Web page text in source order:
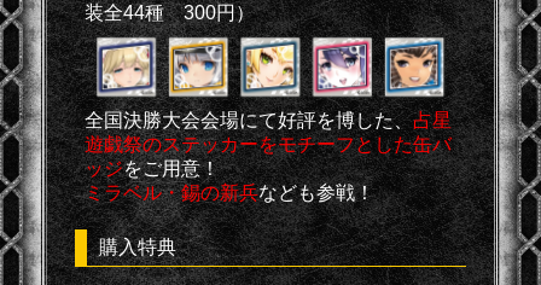
装全44種 300円）
全国決勝大会会場にて好評を博した、占星
遊戯祭のステッカーをモチーフとした缶バ
ッジをご用意！
ミラベル・錫の新兵なども参戦！
購入特典